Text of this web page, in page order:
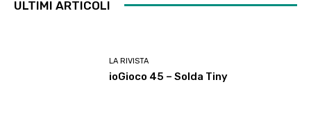
ULTIMI ARTICOLI
LA RIVISTA
ioGioco 45 – Solda Tiny